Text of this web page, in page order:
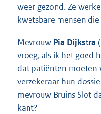
weer gezond. Ze
kwetsbare mensen
Mevrouw Pia Dijkstra
vroeg, als ik het goed
dat patiënten moeten
verzekeraar hun
mevrouw Bruins Slot
kant?